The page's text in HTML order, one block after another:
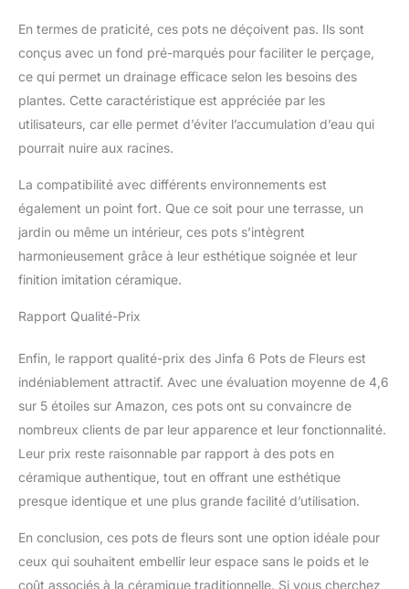
En termes de praticité, ces pots ne déçoivent pas. Ils sont
conçus avec un fond pré-marqués pour faciliter le perçage,
ce qui permet un drainage efficace selon les besoins des
plantes. Cette caractéristique est appréciée par les
utilisateurs, car elle permet d’éviter l’accumulation d’eau qui
pourrait nuire aux racines.
La compatibilité avec différents environnements est
également un point fort. Que ce soit pour une terrasse, un
jardin ou même un intérieur, ces pots s’intègrent
harmonieusement grâce à leur esthétique soignée et leur
finition imitation céramique.
Rapport Qualité-Prix
Enfin, le rapport qualité-prix des Jinfa 6 Pots de Fleurs est
indéniablement attractif. Avec une évaluation moyenne de 4,6
sur 5 étoiles sur Amazon, ces pots ont su convaincre de
nombreux clients de par leur apparence et leur fonctionnalité.
Leur prix reste raisonnable par rapport à des pots en
céramique authentique, tout en offrant une esthétique
presque identique et une plus grande facilité d’utilisation.
En conclusion, ces pots de fleurs sont une option idéale pour
ceux qui souhaitent embellir leur espace sans le poids et le
coût associés à la céramique traditionnelle. Si vous cherchez